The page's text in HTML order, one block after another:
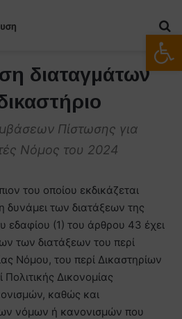
διαταγμάτων
Πίστωσης για
Νόμος του 2024
του οποίου εκδικάζεται
δυνάμει των διατάξεων της
εδαφίου (1) του άρθρου 43 έχει
των διατάξεων του περί
Νόμου, του περί Δικαστηρίων
Δικονομίας
καθώς και
νόμων ή κανονισμών που